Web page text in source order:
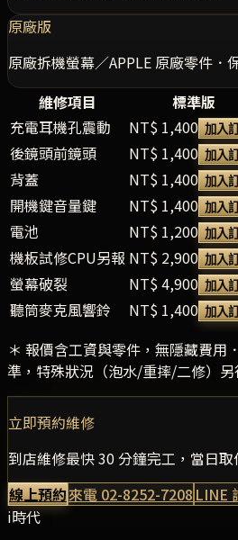
原廠版
原廠拆機螢幕／APPLE 原廠零件．
維修項目
標準版
充電耳機孔震動
NT$ 1,400 加入
後鏡頭前鏡頭
NT$ 1,400 加入
背蓋
NT$ 1,400 加入
開機鍵音量鍵
NT$ 1,400 加入
電池
NT$ 1,200 加入
機板試修CPU另報 NT$ 2,900 加入
螢幕破裂
NT$ 4,900 加入
聽筒麥克風響鈴
NT$ 1,400 加入
＊ 報價含工資與零件，無隱藏費用
準，特殊狀況（泡水/重摔/二修）另
立即預約維修
到店維修最快 30 分鐘完工，當日取
線上預約來電 02-8252-7208 LINE
i時代